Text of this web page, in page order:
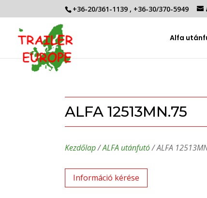
+36-20/361-1139 , +36-30/370-5949
Alfa
ALFA 12513MN.75
Kezdőlap/ALFA utánfutó/ ALFA
Információ kérése